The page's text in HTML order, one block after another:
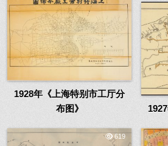
1928年《上海特别市工厅分
布图》
619